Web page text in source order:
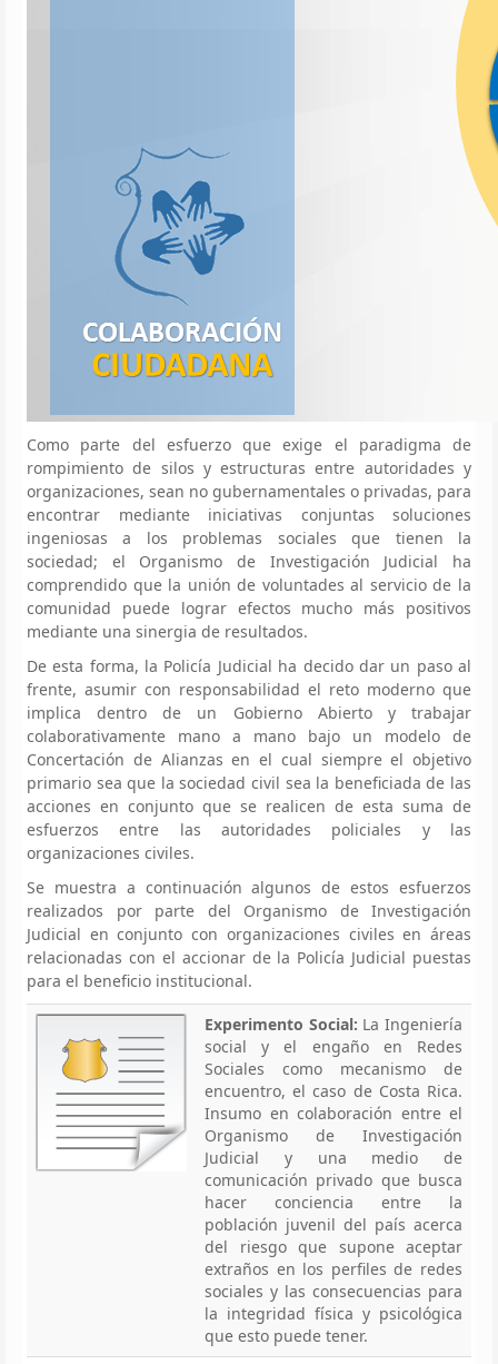
Como parte del esfuerzo que exige el paradigma de
rompimiento de silos y estructuras entre autoridades y
organizaciones, sean no gubernamentales o privadas, para
encontrar mediante iniciativas conjuntas soluciones
ingeniosas a los problemas sociales que tienen la
sociedad; el Organismo de Investigación Judicial ha
comprendido que la unión de voluntades al servicio de la
comunidad puede lograr efectos mucho más positivos
mediante una sinergia de resultados.
De esta forma, la Policía Judicial ha decido dar un paso al
frente, asumir con responsabilidad el reto moderno que
implica dentro de un Gobierno Abierto y trabajar
colaborativamente mano a mano bajo un modelo de
Concertación de Alianzas en el cual siempre el objetivo
primario sea que la sociedad civil sea la beneficiada de las
acciones en conjunto que se realicen de esta suma de
esfuerzos entre las autoridades policiales y las
organizaciones civiles.
Se muestra a continuación algunos de estos esfuerzos
realizados por parte del Organismo de Investigación
Judicial en conjunto con organizaciones civiles en áreas
relacionadas con el accionar de la Policía Judicial puestas
para el beneficio institucional.
Experimento Social: La Ingeniería
social y el engaño en Redes
Sociales como mecanismo de
encuentro, el caso de Costa Rica.
Insumo en colaboración entre el
Organismo de Investigación
Judicial y una medio de
comunicación privado que busca
hacer conciencia entre la
población juvenil del país acerca
del riesgo que supone aceptar
extraños en los perfiles de redes
sociales y las consecuencias para
la integridad física y psicológica
que esto puede tener.